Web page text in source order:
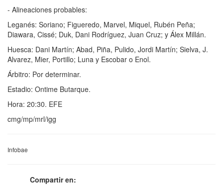
- Alineaciones probables:
Leganés: Soriano; Figueredo, Marvel, Miquel, Rubén Peña;
Diawara, Cissé; Duk, Dani Rodríguez, Juan Cruz; y Álex Millán.
Huesca: Dani Martín; Abad, Piña, Pulido, Jordi Martín; Sielva, J.
Alvarez, Mier, Portillo; Luna y Escobar o Enol.
Árbitro: Por determinar.
Estadio: Ontime Butarque.
Hora: 20:30. EFE
cmg/mp/mrl/igg
Infobae
Compartir en: